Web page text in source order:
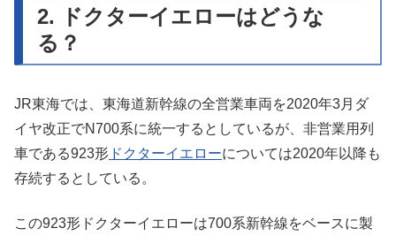
2. ドクターイエローはどうな
る？
JR東海では、東海道新幹線の全営業車両を2020年3月ダ
イヤ改正でN700系に統一するとしているが、非営業用列
車である923形 ドクターイエローについては2020年以降も
存続するとしている。
この923形ドクターイエローは700系新幹線をベースに製